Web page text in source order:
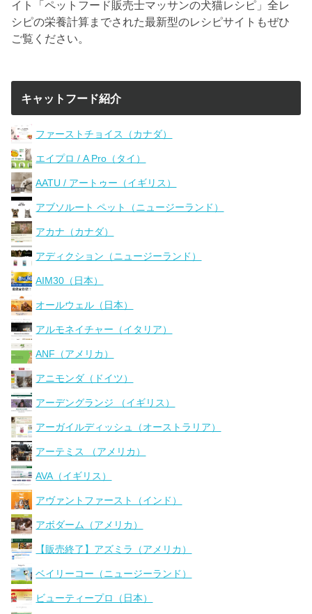
イト「ペットフード販売士マッサンの犬猫レシピ」全レ
シピの栄養計算までされた最新型のレシピサイトもぜひ
ご覧ください。
キャットフード紹介
ファーストチョイス（カナダ）
エイプロ / A Pro（タイ）
AATU / アートゥー（イギリス）
アブソルート ペット（ニュージーランド）
アカナ（カナダ）
アディクション（ニュージーランド）
AIM30（日本）
オールウェル（日本）
アルモネイチャー（イタリア）
ANF（アメリカ）
アニモンダ（ドイツ）
アーデングランジ （イギリス）
アーガイルディッシュ（オーストラリア）
アーテミス （アメリカ）
AVA（イギリス）
アヴァントファースト（インド）
アボダーム（アメリカ）
【販売終了】アズミラ（アメリカ）
ベイリーコー（ニュージーランド）
ビューティープロ（日本）